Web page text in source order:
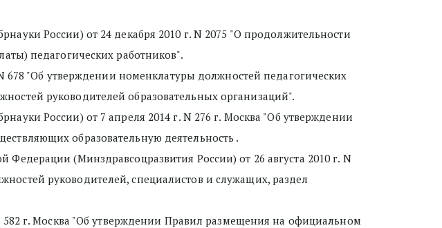
России) от 24 декабря 2010 г. N 2075 "О продолжительности
педагогических работников".
678 "Об утверждении номенклатуры должностей педагогических
руководителей образовательных организаций".
России) от 7 апреля 2014 г. N 276 г. Москва "Об утверждении
образовательную деятельность .
(Mинздравсоцразвития России) от 26 августа 2010 г. N
руководителей, специалистов и служащих, раздел
г. Москва "Об утверждении Правил размещения на официальном